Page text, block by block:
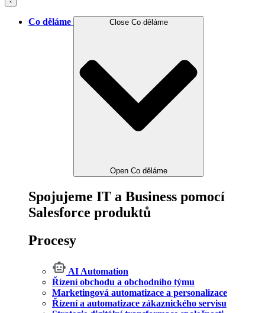
Co děláme Close Co děláme
Open Co děláme
Spojujeme IT a Business pomocí
Salesforce produktů
Procesy
AI Automation
Řízení obchodu a obchodního týmu
Marketingová automatizace a personalizace
Řízení a automatizace zákaznického servisu